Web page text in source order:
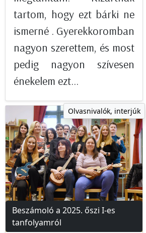
tartom, hogy ezt bárki ne
ismerné . Gyerekkoromban
nagyon szerettem, és most
pedig nagyon szívesen
énekelem ezt...
Olvasnivalók, interjúk
Beszámoló a 2025. őszi I-es
tanfolyamról